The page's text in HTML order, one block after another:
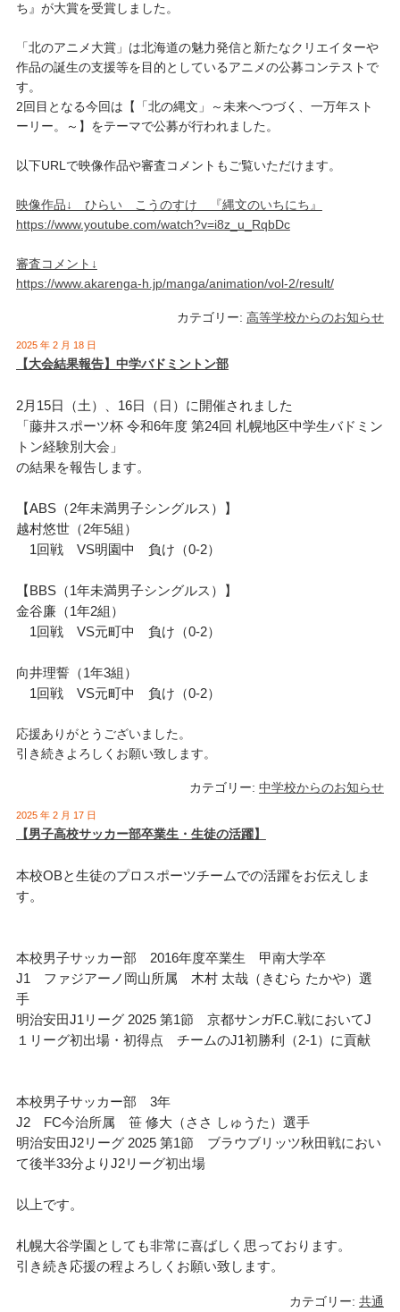
ち』が大賞を受賞しました。
「北のアニメ大賞」は北海道の魅力発信と新たなクリエイターや
作品の誕生の支援等を目的としているアニメの公募コンテストで
す。
2回目となる今回は【「北の縄文」～未来へつづく、一万年スト
ーリー。～】をテーマで公募が行われました。
以下URLで映像作品や審査コメントもご覧いただけます。
映像作品↓ ひらい こうのすけ 『縄文のいちにち』
https://www.youtube.com/watch?v=i8z_u_RqbDc
審査コメント↓
https://www.akarenga-h.jp/manga/animation/vol-2/result/
カテゴリー:高等学校からのお知らせ
2025 年 2 月 18 日
【大会結果報告】中学バドミントン部
2月15日（土）、16日（日）に開催されました
「藤井スポーツ杯 令和6年度 第24回 札幌地区中学生バドミン
トン経験別大会」
の結果を報告します。
【ABS（2年未満男子シングルス）】
越村悠世（2年5組）
1回戦 VS明園中 負け（0-2）
【BBS（1年未満男子シングルス）】
金谷廉（1年2組）
1回戦 VS元町中 負け（0-2）
向井理誓（1年3組）
1回戦 VS元町中 負け（0-2）
応援ありがとうございました。
引き続きよろしくお願い致します。
カテゴリー:中学校からのお知らせ
2025 年 2 月 17 日
【男子高校サッカー部卒業生・生徒の活躍】
本校OBと生徒のプロスポーツチームでの活躍をお伝えしま
す。
本校男子サッカー部 2016年度卒業生 甲南大学卒
J1 ファジアーノ岡山所属 木村 太哉（きむら たかや）選
手
明治安田J1リーグ 2025 第1節 京都サンガF.C.戦においてJ
１リーグ初出場・初得点 チームのJ1初勝利（2-1）に貢献
本校男子サッカー部 3年
J2 FC今治所属 笹 修大（ささ しゅうた）選手
明治安田J2リーグ 2025 第1節 ブラウブリッツ秋田戦におい
て後半33分よりJ2リーグ初出場
以上です。
札幌大谷学園としても非常に喜ばしく思っております。
引き続き応援の程よろしくお願い致します。
カテゴリー:共通